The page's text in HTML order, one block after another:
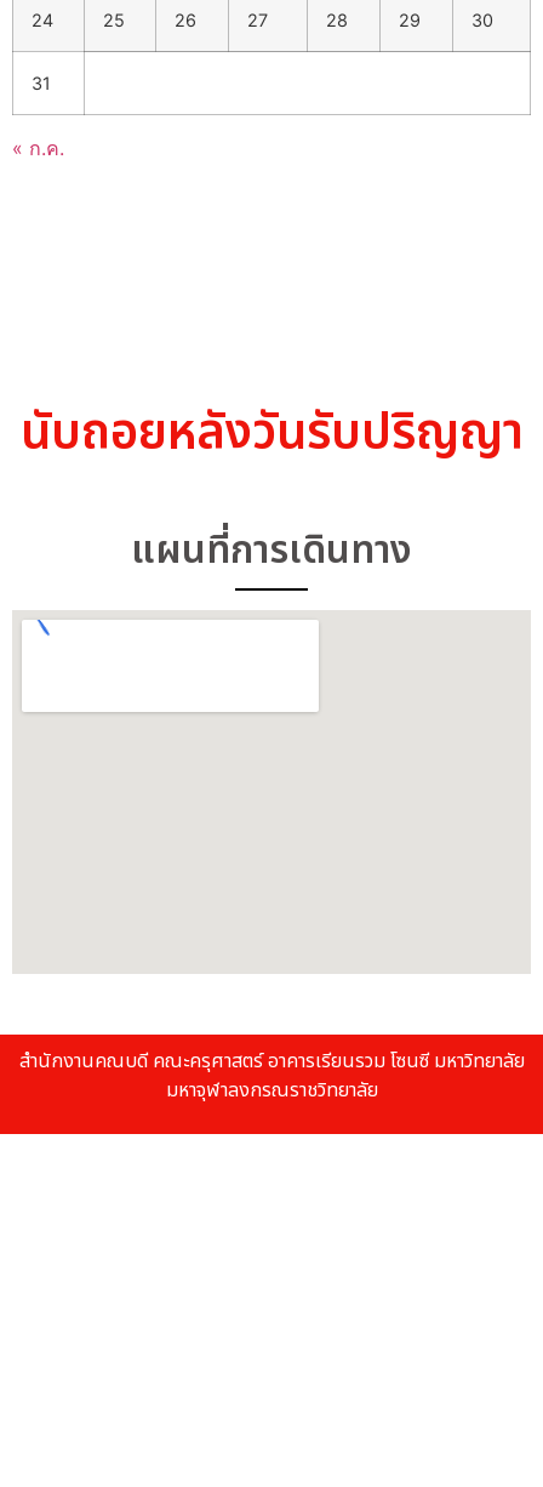
24 25 26 27 28 29 30
31
« ก.ค.
นับถอยหลังวันรับปริญญา
แผนที่การเดินทาง
สำนักงานคณบดี คณะครุศาสตร์ อาคารเรียนรวม โซนซี มหาวิทยาลัย
มหาจุฬาลงกรณราชวิทยาลัย